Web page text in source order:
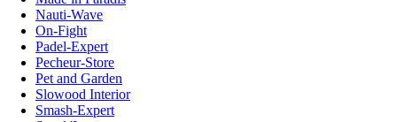
Nauti-Wave
On-Fight
Padel-Expert
Pecheur-Store
Pet and Garden
Slowood Interior
Smash-Expert